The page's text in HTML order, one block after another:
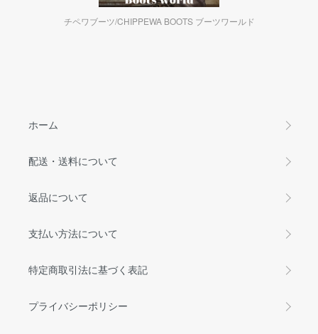
チペワブーツ/CHIPPEWA BOOTS ブーツワールド
ホーム
配送・送料について
返品について
支払い方法について
特定商取引法に基づく表記
プライバシーポリシー